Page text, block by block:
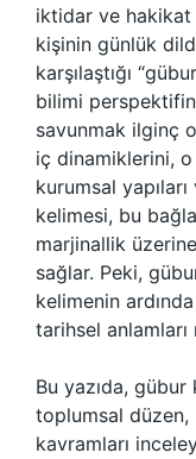
iktidar ve hakikat
kişinin günlük
karşılaştığı
bilimi
savunmak ilginç
iç dinamiklerini,
kurumsal
kelimesi, bu
marjinallik
sağlar. Peki,
kelimenin
tarihsel anlamları
Bu yazıda,
toplumsal
kavramları